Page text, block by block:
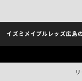
イズミメイプルレッズ広島